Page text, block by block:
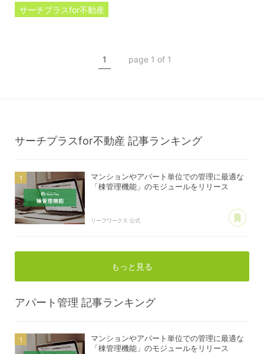
サーチプラスfor不動産
1 page 1 of 1
サーチプラスfor不動産 記事ランキング
マンションやアパート単位での管理に最適な
「棟管理機能」のモジュールをリリース
リーフワークス 公式
もっと見る
アパート管理 記事ランキング
マンションやアパート単位での管理に最適な
「棟管理機能」のモジュールをリリース